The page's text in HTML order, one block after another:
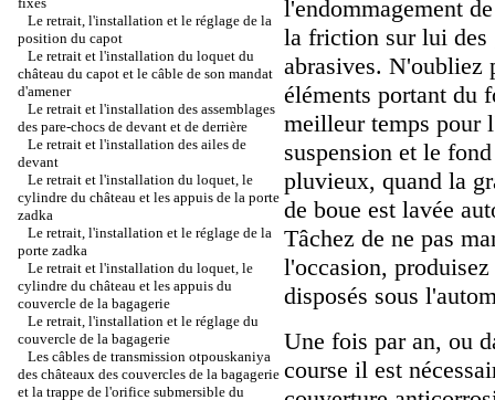
Le retrait, l'installation et le réglage de la
position du capot
Le retrait et l'installation du loquet du
château du capot et le câble de son mandat
d'amener
Le retrait et l'installation des assemblages
des pare-chocs de devant et de derrière
Le retrait et l'installation des ailes de
devant
Le retrait et l'installation du loquet, le
cylindre du château et les appuis de la porte
zadka
Le retrait, l'installation et le réglage de la
porte zadka
Le retrait et l'installation du loquet, le
cylindre du château et les appuis du
couvercle de la bagagerie
Le retrait, l'installation et le réglage du
couvercle de la bagagerie
Les câbles de transmission otpouskaniya
des châteaux des couvercles de la bagagerie
et la trappe de l'orifice submersible du
l'endommagement
la friction sur lui des
abrasives. N'oubliez
éléments portant du
meilleur temps pour
suspension et le
pluvieux, quand la
de boue est lavée
Tâchez de ne pas
l'occasion,
disposés sous
Une fois par an, ou
course il est